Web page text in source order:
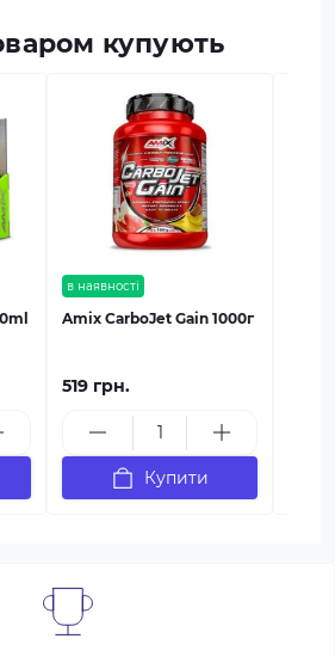
купують
в наявності
Amix CarboJet Gain 1000г
519 грн.
Купити